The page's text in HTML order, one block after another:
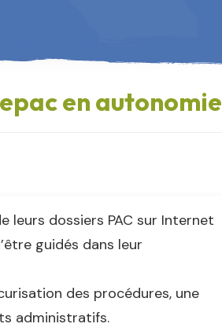
en autonomie
leurs dossiers PAC sur Internet
guidés dans leur
des procédures, une
administratifs.